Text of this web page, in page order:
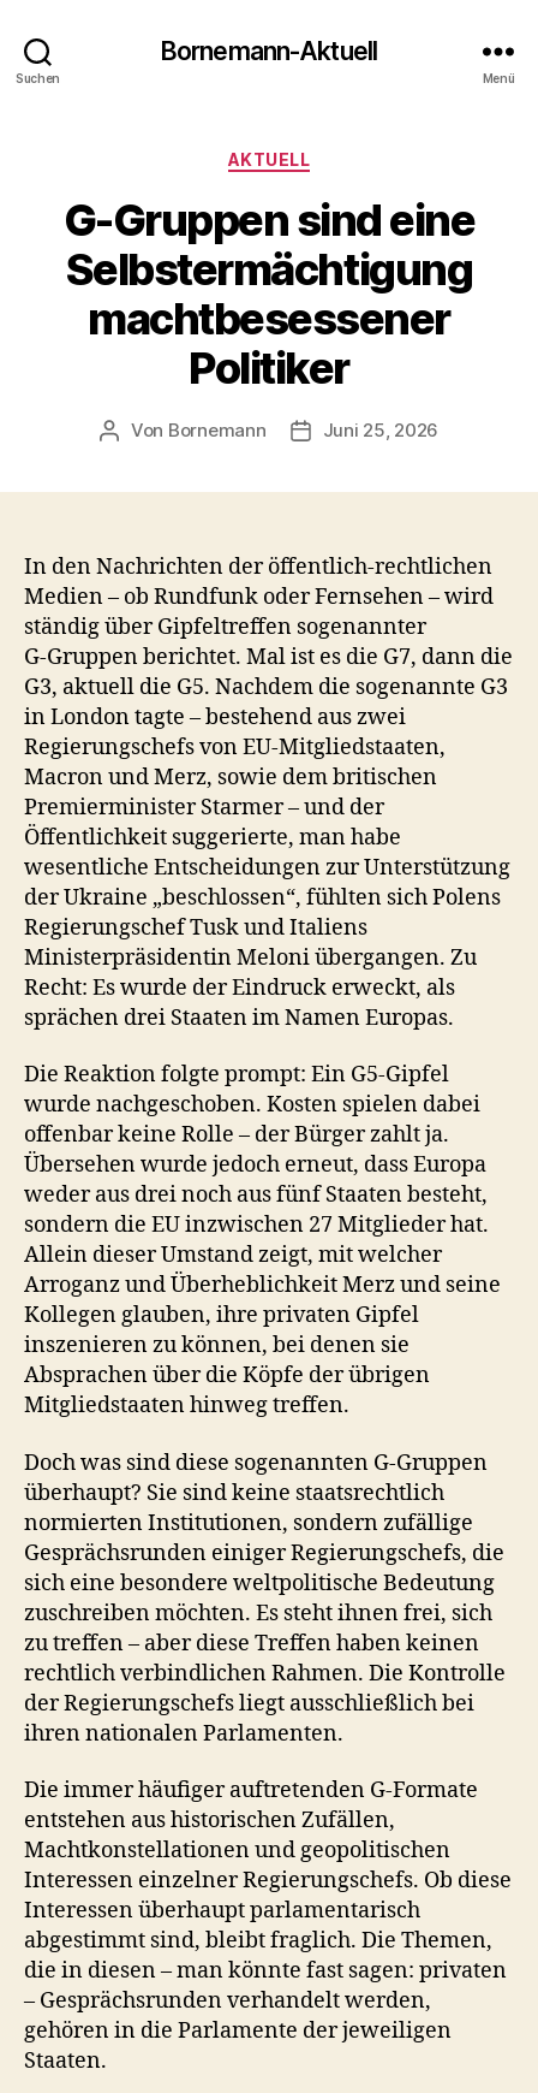
Suchen
Bornemann-Aktuell
Menü
Kategorien
AKTUELL
G-Gruppen sind eine
Selbstermächtigung
machtbesessener
Politiker
Beitragsautor
Von Bornemann Veröffentlichungsdatum
Juni 25, 2026
In den Nachrichten der öffentlich‑rechtlichen
Medien – ob Rundfunk oder Fernsehen – wird
ständig über Gipfeltreffen sogenannter
G‑Gruppen berichtet. Mal ist es die G7, dann die
G3, aktuell die G5. Nachdem die sogenannte G3
in London tagte – bestehend aus zwei
Regierungschefs von EU‑Mitgliedstaaten,
Macron und Merz, sowie dem britischen
Premierminister Starmer – und der
Öffentlichkeit suggerierte, man habe
wesentliche Entscheidungen zur Unterstützung
der Ukraine „beschlossen“, fühlten sich Polens
Regierungschef Tusk und Italiens
Ministerpräsidentin Meloni übergangen. Zu
Recht: Es wurde der Eindruck erweckt, als
sprächen drei Staaten im Namen Europas.
Die Reaktion folgte prompt: Ein G5‑Gipfel
wurde nachgeschoben. Kosten spielen dabei
offenbar keine Rolle – der Bürger zahlt ja.
Übersehen wurde jedoch erneut, dass Europa
weder aus drei noch aus fünf Staaten besteht,
sondern die EU inzwischen 27 Mitglieder hat.
Allein dieser Umstand zeigt, mit welcher
Arroganz und Überheblichkeit Merz und seine
Kollegen glauben, ihre privaten Gipfel
inszenieren zu können, bei denen sie
Absprachen über die Köpfe der übrigen
Mitgliedstaaten hinweg treffen.
Doch was sind diese sogenannten G‑Gruppen
überhaupt? Sie sind keine staatsrechtlich
normierten Institutionen, sondern zufällige
Gesprächsrunden einiger Regierungschefs, die
sich eine besondere weltpolitische Bedeutung
zuschreiben möchten. Es steht ihnen frei, sich
zu treffen – aber diese Treffen haben keinen
rechtlich verbindlichen Rahmen. Die Kontrolle
der Regierungschefs liegt ausschließlich bei
ihren nationalen Parlamenten.
Die immer häufiger auftretenden G‑Formate
entstehen aus historischen Zufällen,
Machtkonstellationen und geopolitischen
Interessen einzelner Regierungschefs. Ob diese
Interessen überhaupt parlamentarisch
abgestimmt sind, bleibt fraglich. Die Themen,
die in diesen – man könnte fast sagen: privaten
– Gesprächsrunden verhandelt werden,
gehören in die Parlamente der jeweiligen
Staaten.